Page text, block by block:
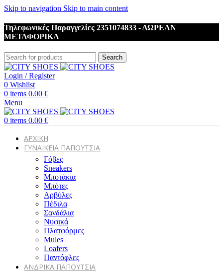
Skip to navigation Skip to main content
Τηλεφωνικές Παραγγελίες 2351074833 - ΔΩΡΕΑΝ
ΜΕΤΑΦΟΡΙΚΑ
Search
Login / Register
0 Wishlist
0 items 0.00 €
Menu
0 items 0.00 €
ΑΡΧΙΚΗ
ΓΥΝΑΙΚΕΙΑ ΠΑΠΟΥΤΣΙΑ
Γόβες
Sneakers
Μποτάκια
Μπότες
Αρβύλες
Πέδιλα
Σανδάλια
Νυφικά
Πλατφόρμες
Mules
Loafers
Παντόφλες
ΑΝΔΡΙΚΑ ΠΑΠΟΥΤΣΙΑ